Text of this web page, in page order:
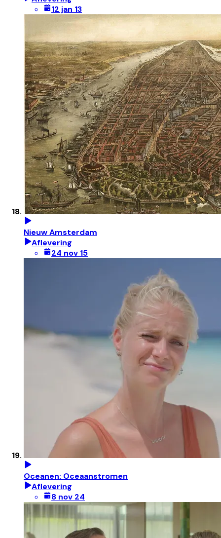
12 jan 13
Nieuw Amsterdam
Aflevering
24 nov 15
Oceanen: Oceaanstromen
Aflevering
8 nov 24